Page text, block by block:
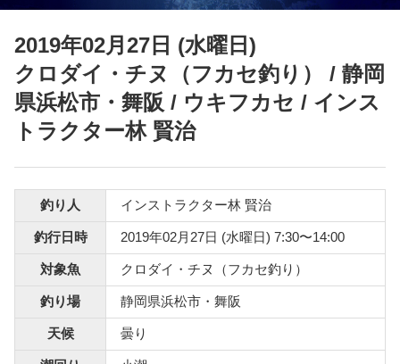
2019年02月27日 (水曜日)
クロダイ・チヌ（フカセ釣り）
/ 静岡
県浜松市・舞阪 / ウキフカセ / インス
トラクター林 賢治
釣り人 インストラクター林 賢治
釣行日時 2019年02月27日 (水曜日) 7:30〜14:00
対象魚 クロダイ・チヌ（フカセ釣り）
釣り場 静岡県浜松市・舞阪
天候 曇り